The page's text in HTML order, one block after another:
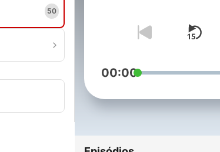
50
00:00